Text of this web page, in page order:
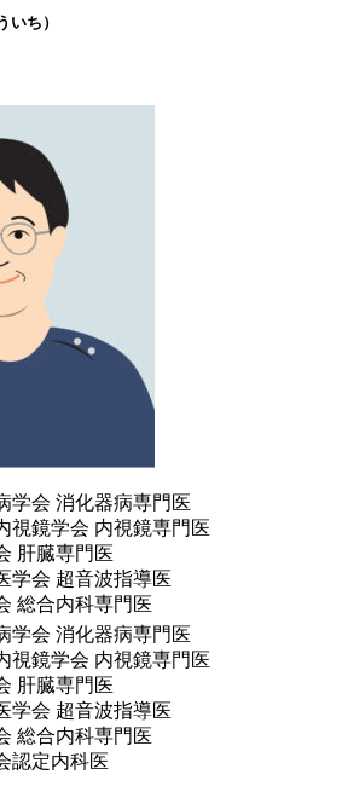
いち）
学会 消化器病専門医
視鏡学会 内視鏡専門医
肝臓専門医
学会 超音波指導医
総合内科専門医
学会 消化器病専門医
視鏡学会 内視鏡専門医
肝臓専門医
学会 超音波指導医
総合内科専門医
認定内科医